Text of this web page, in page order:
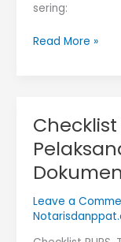
sering:
Perjanjian
KUHPerdata,
dan
Aman
Read More »
Checklist
Dokumen
Leave a